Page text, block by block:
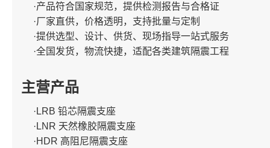
·产品符合国家规范，提供检测报告与合格证
·厂家直供，价格透明，支持批量与定制
·提供选型、设计、供货、现场指导一站式服务
·全国发货，物流快捷，适配各类建筑隔震工程
主营产品
·LRB 铅芯隔震支座
·LNR 天然橡胶隔震支座
·HDR 高阻尼隔震支座